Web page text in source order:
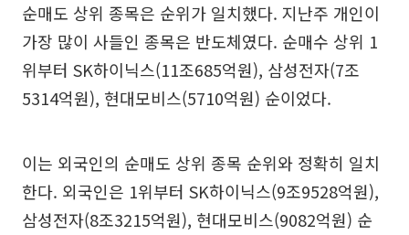
순매도 상위 종목은 순위가 일치했다. 지난주 개인이
가장 많이 사들인 종목은 반도체였다. 순매수 상위 1
위부터 SK하이닉스(11조685억원), 삼성전자(7조
5314억원), 현대모비스(5710억원) 순이었다.
이는 외국인의 순매도 상위 종목 순위와 정확히 일치
한다. 외국인은 1위부터 SK하이닉스(9조9528억원),
삼성전자(8조3215억원), 현대모비스(9082억원) 순